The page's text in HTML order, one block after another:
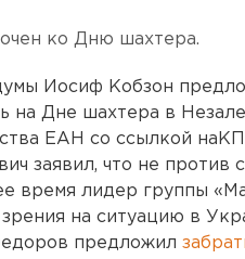
ко Дню шахтера.
Иосиф Кобзон
на Дне шахтера в
ЕАН со ссылкой
заявил, что не против
время лидер группы
на ситуацию в
предложил